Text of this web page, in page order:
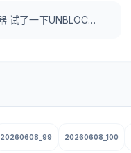
wpn加速器 试了一下UNBLOCKCN，真好用。
20260608_99 20260608_100